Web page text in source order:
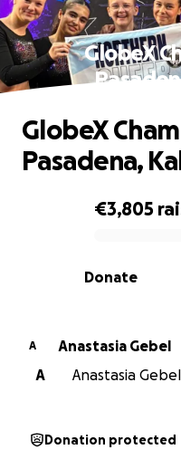
GlobeX
0% complete
€3,805
Donate
GlobeX
Pasadena,
A
Anastasia Gebel
A
Anastasia
Donation protected